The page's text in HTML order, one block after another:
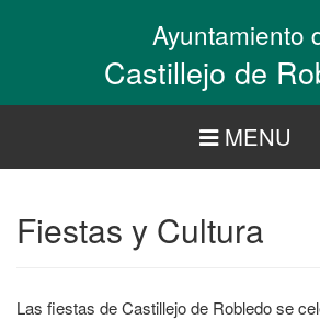
Ayuntamiento
Castillejo de
MENU
Fiestas y Cultura
Las fiestas de Castillejo de Robledo se